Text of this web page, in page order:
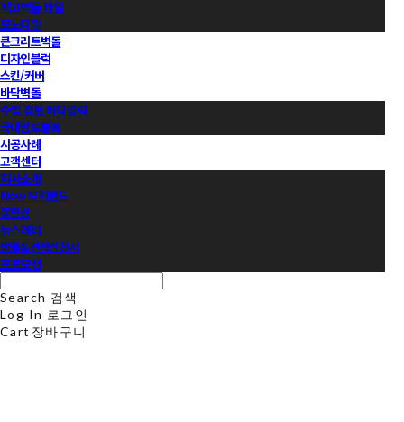
백고벽돌 타일
모노타일
콘크리트벽돌
디자인블럭
스킨/커버
바닥벽돌
수입 점토 바닥블럭
국내점토블록
시공사례
고객센터
회사소개
Now 브릭랜드
동영상
뉴스레터
샘플&견적신청서
프로모션
Search 검색
Log In 로그인
Cart 장바구니